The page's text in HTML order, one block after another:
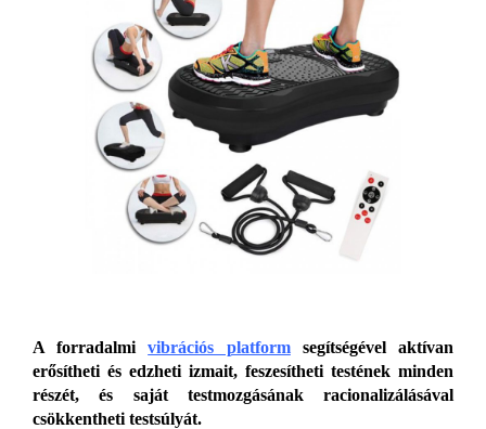
A forradalmivibrációs platformsegítségével aktívan
erősítheti és edzheti izmait, feszesítheti testének minden
részét, és saját testmozgásának racionalizálásával
csökkentheti testsúlyát.